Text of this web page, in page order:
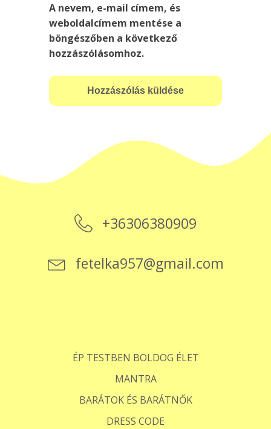
A nevem, e-mail címem, és
weboldalcímem mentése a
böngészőben a következő
hozzászólásomhoz.
+36306380909
fetelka957@gmail.com
ÉP TESTBEN BOLDOG ÉLET
MANTRA
BARÁTOK ÉS BARÁTNŐK
DRESS CODE